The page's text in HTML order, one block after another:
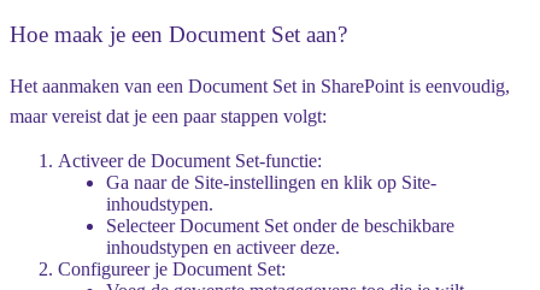
Hoe maak je een Document Set aan?
Het aanmaken van een Document Set in SharePoint is eenvoudig,
maar vereist dat je een paar stappen volgt:
Activeer de Document Set-functie:
Ga naar de Site-instellingen en klik op Site-
inhoudstypen.
SelecteerDocument Set onder de beschikbare
inhoudstypen en activeer deze.
Configureer je Document Set: